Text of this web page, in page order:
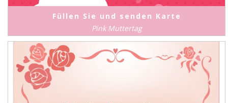
Füllen Sie und senden Karte
Pink Muttertag